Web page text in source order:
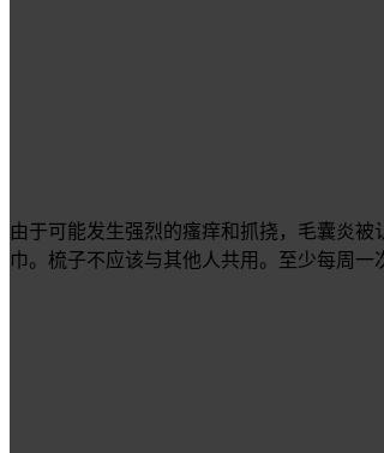
由于可能发生强烈的瘙痒和抓挠，毛囊炎
巾。梳子不应该与其他人共用。至少每周一